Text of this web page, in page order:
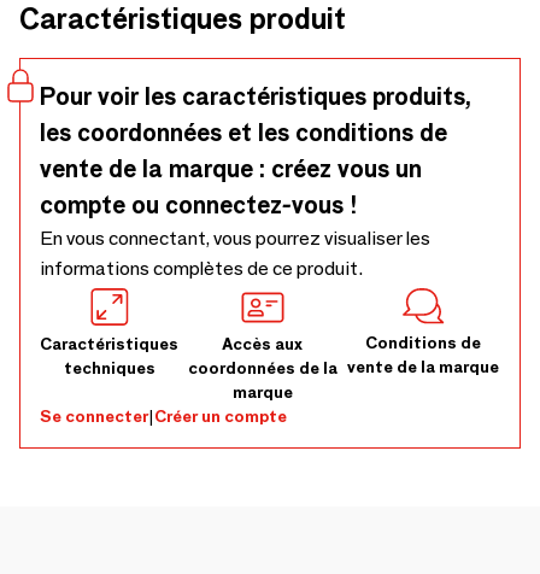
Caractéristiques produit
Pour voir les caractéristiques produits,
les coordonnées et les conditions de
vente de la marque : créez vous un
compte ou connectez-vous !
En vous connectant, vous pourrez visualiser les
informations complètes de ce produit.
Caractéristiques
techniques
Accès aux
coordonnées de la
marque
Conditions de
vente de la marque
Se connecter|Créer un compte